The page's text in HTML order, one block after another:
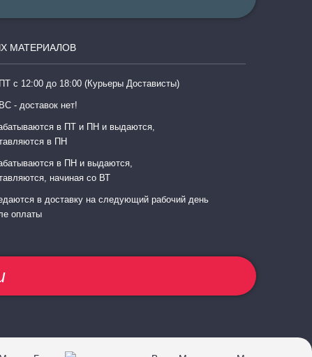
МАТЕРИАЛОВ
с 12:00 до 18:00 (Курьеры Достависты)
- доставок нет!
в ПТ и ПН и выдаются,
в ПН
в ПН и выдаются,
начиная со ВТ
в доставку на следующий рабочий день
оплаты